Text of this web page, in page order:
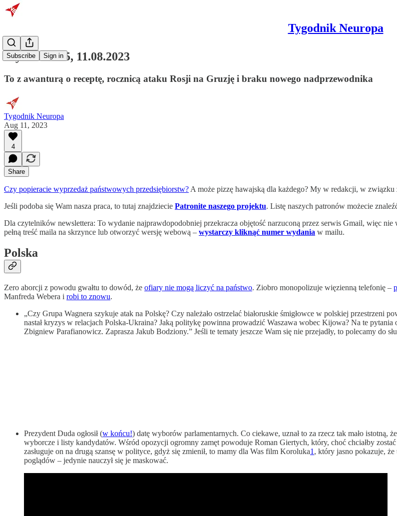
Tygodnik Neuropa
Subscribe Sign in
Wydanie 145, 11.08.2023
To z awanturą o receptę, rocznicą ataku Rosji na Gruzję i braku nowego nadprzewodnika
Tygodnik Neuropa
Aug 11, 2023
4
Share
Czy popieracie wyprzedaż państwowych przedsiębiorstw? A może pizzę hawajską dla każdego? My w redakcji, w
Jeśli podoba się Wam nasza praca, to tutaj znajdziecie Patronite naszego projektu. Listę naszych patronów możecie
Dla czytelników newslettera: To wydanie najprawdopodobniej przekracza objętość narzuconą przez serwis Gmail, więc
pełną treść maila na skrzynce lub otworzyć wersję webową – wystarczy kliknąć numer wydania w mailu.
Polska
Zero aborcji z powodu gwałtu to dowód, że ofiary nie mogą liczyć na państwo. Ziobro monopolizuje więzienną telefonię –
Manfreda Webera i robi to znowu.
„Czy Grupa Wagnera szykuje atak na Polskę? Czy należało ostrzelać białoruskie śmigłowce w polskiej przestrzeni
nastał kryzys w relacjach Polska-Ukraina? Jaką politykę powinna prowadzić Waszawa wobec Kijowa? Na te
Zbigniew Parafianowicz. Zaprasza Jakub Bodziony.” Jeśli te tematy jeszcze Wam się nie przejadły, to polecamy do
Prezydent Duda ogłosił (w końcu!) datę wyborów parlamentarnych. Co ciekawe, uznał to za rzecz tak mało
wyborcze i listy kandydatów. Wśród opozycji ogromny zamęt powoduje Roman Giertych, który, choć chciałby
zasługuje on na drugą szansę w polityce, gdyż się zmienił, to mamy dla Was film Koroluka1 , który jasno pokazuje,
poglądów – jedynie nauczył się je maskować.